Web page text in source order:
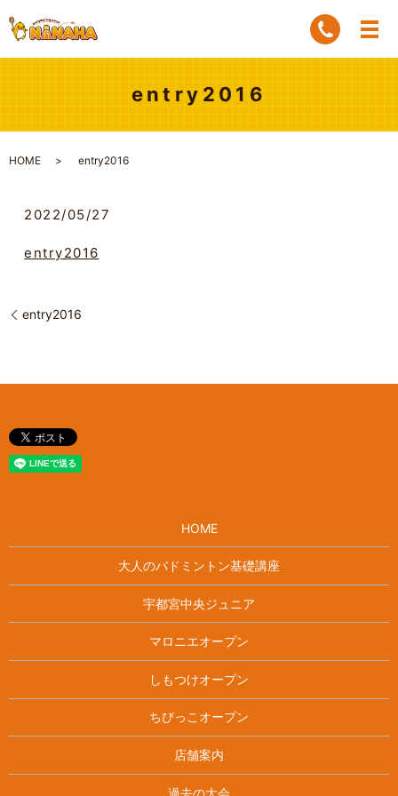
entry2016
HOME entry2016
2022/05/27
entry2016
entry2016
HOME
大人のバドミントン基礎講座
宇都宮中央ジュニア
マロニエオープン
しもつけオープン
ちびっこオープン
店舗案内
過去の大会